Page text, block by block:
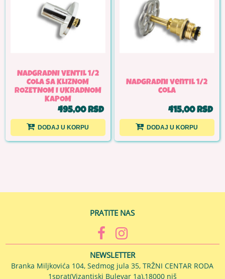
NADGRADNI VENTIL 1/2
COLA SA KLIZNOM
ROZETNOM I UKRADNOM
KAPOM
495,00 RSD
DODAJ U KORPU
Nadgradni ventil 1/2
cola
415,00 RSD
DODAJ U KORPU
PRATITE NAS
NEWSLETTER
Branka Miljkovića 104, Sedmog jula 35, TRŽNI CENTAR RODA
1sprat(Vizantiski Bulevar 1a),18000 niš